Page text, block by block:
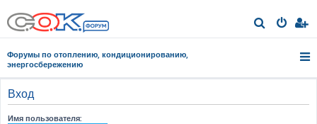
о
Форумы по отоплению, кондиционированию,
энергосбережению
Вход
Имя пользователя: